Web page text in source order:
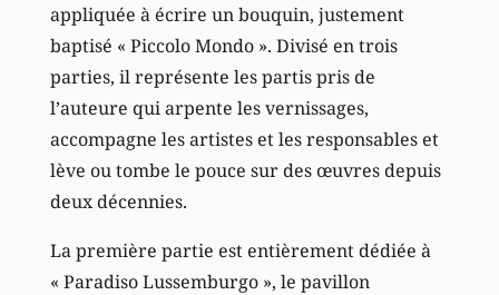
appliquée à écrire un bouquin, justement
baptisé « Piccolo Mondo ». Divisé en trois
parties, il représente les partis pris de
l’auteure qui arpente les vernissages,
accompagne les artistes et les responsables et
lève ou tombe le pouce sur des œuvres depuis
deux décennies.
La première partie est entièrement dédiée à
« Paradiso Lussemburgo », le pavillon